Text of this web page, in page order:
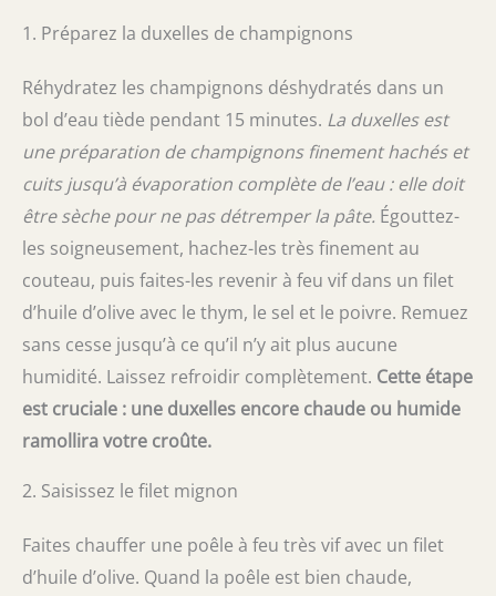
1. Préparez la duxelles de champignons
Réhydratez les champignons déshydratés dans un
bol d’eau tiède pendant 15 minutes. La duxelles est
une préparation de champignons finement hachés et
cuits jusqu’à évaporation complète de l’eau : elle doit
être sèche pour ne pas détremper la pâte. Égouttez-
les soigneusement, hachez-les très finement au
couteau, puis faites-les revenir à feu vif dans un filet
d’huile d’olive avec le thym, le sel et le poivre. Remuez
sans cesse jusqu’à ce qu’il n’y ait plus aucune
humidité. Laissez refroidir complètement. Cette étape
est cruciale : une duxelles encore chaude ou humide
ramollira votre croûte.
2. Saisissez le filet mignon
Faites chauffer une poêle à feu très vif avec un filet
d’huile d’olive. Quand la poêle est bien chaude,